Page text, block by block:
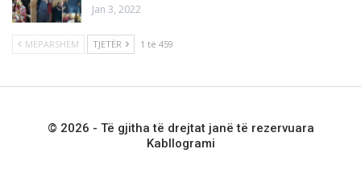
Jan 3, 2022
MËPARSHËM TJETËR 1 të 459
© 2026 - Të gjitha të drejtat janë të rezervuara
Kabllogrami